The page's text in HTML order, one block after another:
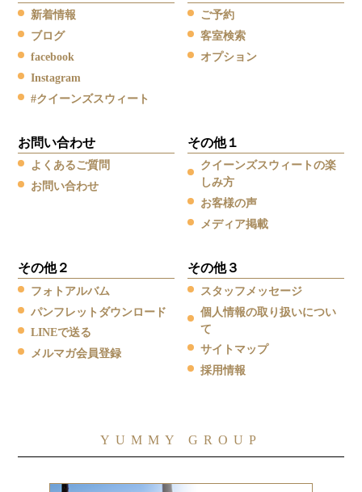
新着情報
ブログ
facebook
Instagram
#クイーンズスウィート
ご予約
客室検索
オプション
お問い合わせ
よくあるご質問
お問い合わせ
その他１
クイーンズスウィートの楽
しみ方
お客様の声
メディア掲載
その他２
フォトアルバム
パンフレットダウンロード
LINEで送る
メルマガ会員登録
その他３
スタッフメッセージ
個人情報の取り扱いについ
て
サイトマップ
採用情報
YUMMY GROUP